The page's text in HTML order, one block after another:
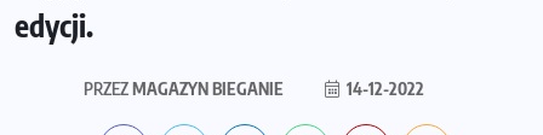
edycji.
PRZEZMAGAZYN BIEGANIE 14-12-2022